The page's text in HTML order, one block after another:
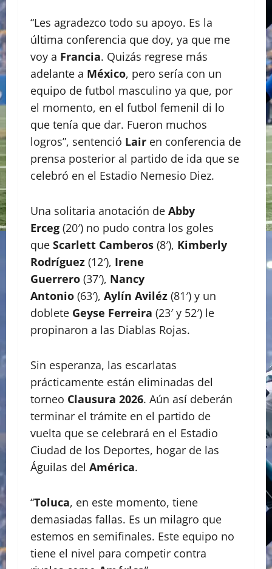
“Les agradezco todo su apoyo. Es la
última conferencia que doy, ya que me
voy a Francia. Quizás regrese más
adelante a México, pero sería con un
equipo de futbol masculino ya que, por
el momento, en el futbol femenil di lo
que tenía que dar. Fueron muchos
logros”, sentenció Lair en conferencia de
prensa posterior al partido de ida que se
celebró en el Estadio Nemesio Diez.
Una solitaria anotación de Abby
Erceg (20′) no pudo contra los goles
que Scarlett Camberos (8′), Kimberly
Rodríguez (12′), Irene
Guerrero (37′), Nancy
Antonio (63′), Aylín Aviléz (81′) y un
doblete Geyse Ferreira (23′ y 52′) le
propinaron a las Diablas Rojas.
Sin esperanza, las escarlatas
prácticamente están eliminadas del
torneo Clausura 2026. Aún así deberán
terminar el trámite en el partido de
vuelta que se celebrará en el Estadio
Ciudad de los Deportes, hogar de las
Águilas del América.
“Toluca, en este momento, tiene
demasiadas fallas. Es un milagro que
estemos en semifinales. Este equipo no
tiene el nivel para competir contra